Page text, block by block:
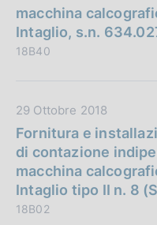
i
c
a
o
n
e
:
t
a
P
b
i
c
a
z
i
macchina
Intaglio, s.n.
18B40
D
a
t
a
P
u
29 Ottobre 2018
Fornitura e
di contazione
macchina
Intaglio tipo II n. 8
18B02